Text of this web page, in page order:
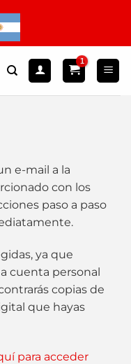
e-mail a la
con los
paso a paso
ya que
cuenta personal
copias de
que hayas
para acceder